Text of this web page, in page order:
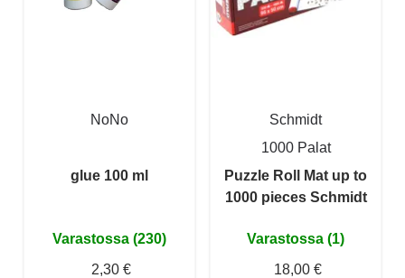
NoNo
glue 100 ml
Varastossa (230)
2,30 €
Schmidt
1000 Palat
Puzzle Roll Mat up to
1000 pieces Schmidt
Varastossa (1)
18,00 €